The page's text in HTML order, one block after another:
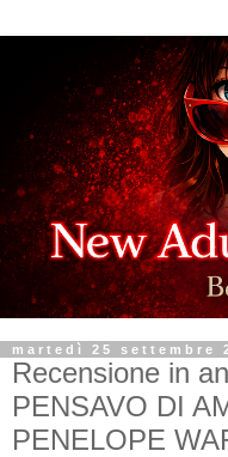
martedì 25 settembre
Recensione in
PENSAVO DI
PENELOPE